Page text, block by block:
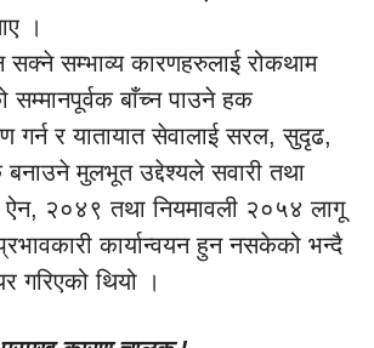
।
सक्ने सम्भाव्य कारणहरुलाई रोकथाम
सम्मानपूर्वक बाँच्न पाउने हक
गर्न र यातायात सेवालाई सरल, सुदृढ,
मुलभूत उद्देश्यले सवारी तथा
ऐन, २०४९ तथा नियमावली २०५४ लागू
कार्यान्वयन हुन नसकेको भन्दै
गरिएको थियो ।